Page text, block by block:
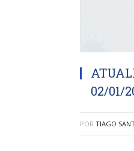
02/01/
POR TIAGO